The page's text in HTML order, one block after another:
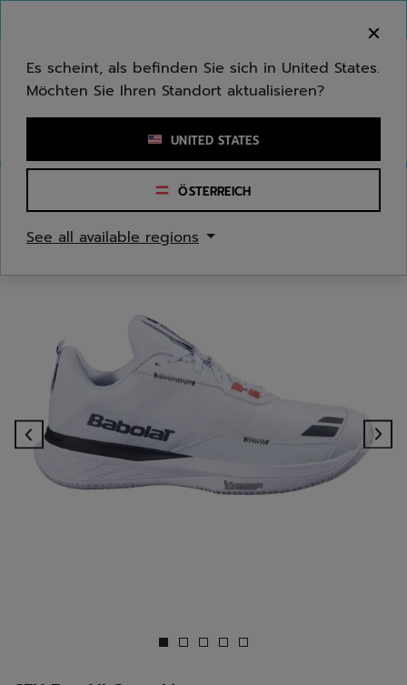
Stichwort oder Artikelnummer eingeben
Previous
Es scheint, als befinden Sie sich in United States.
Möchten Sie Ihren Standort aktualisieren?
UNITED STATES
ÖSTERREICH
See all available regions